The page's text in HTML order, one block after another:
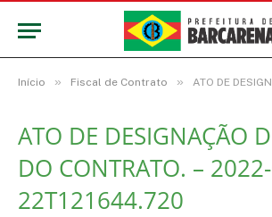
Início » Fiscal de Contrato » ATO DE DESIGNAÇÃO DO
ATO DE DESIGNAÇÃO
DO CONTRATO. –
22T121644.720